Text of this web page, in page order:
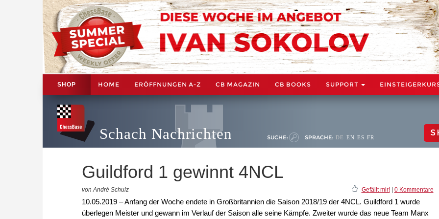
SHOP HOME ERÖFFNUNGEN A-Z CB MAGAZIN CB BOOKS SUPPORT
Schach Nachrichten SUCHE: SPRACHE: DE EN ES FR
Guildford 1 gewinnt 4NCL
von André Schulz Gefällt mir!| 0 Kommentare
10.05.2019 – Anfang der Woche endete in Großbritannien die Saison 2018/19 der 4NCL. Guildford 1 wurde
überlegen Meister und gewann im Verlauf der Saison alle seine Kämpfe. Zweiter wurde das neue Team Manx